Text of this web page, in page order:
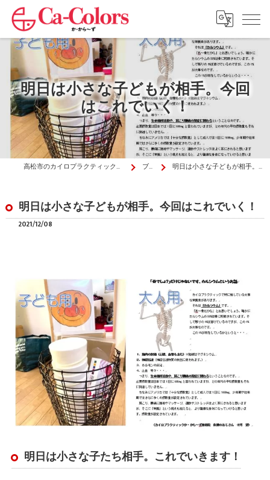
明日は小さな子どもが相手。今回
はこれでいく！
高松市のカイロプラクティックはか・から～ず施術院 ブログ 明日は小さな子どもが相手。今回はこれでいく！
明日は小さな子どもが相手。今回はこれでいく！
2021/12/08
明日は小さな子たち相手。これでいきます！